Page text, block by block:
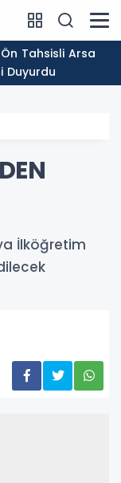
Duyurdu
İlköğretim